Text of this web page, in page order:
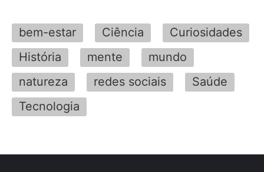
bem-estar Ciência
Curiosidades
História
mente
mundo
natureza
redes sociais
Saúde
Tecnologia